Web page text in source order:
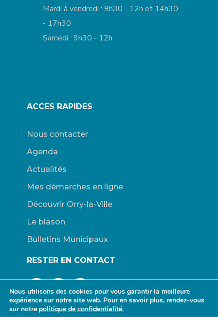
Mardi à vendredi : 9h30 - 12h et 14h30
- 17h30
Samedi : 9h30 - 12h
ACCES RAPIDES
Nous contacter
Agenda
Actualités
Mes démarches en ligne
Découvrir Orry-la-Ville
Le blason
Bulletins Municipaux
RESTER EN CONTACT
Nous utilisons des cookies pour vous garantir la meilleure
expérience sur notre site web. Pour en savoir plus, rendez-vous
sur notre politique de confidentialité.